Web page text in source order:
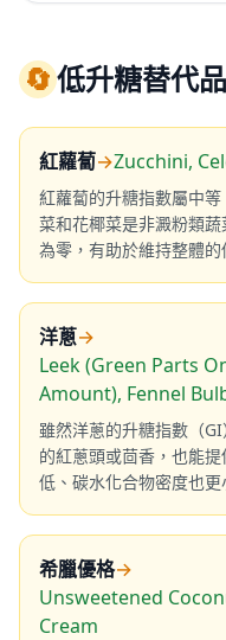
🔄低升糖替代品
紅蘿蔔→Zucchini,
紅蘿蔔的升糖指數屬中
菜和花椰菜是非澱粉類
為零，有助於維持整體的
洋蔥→
Leek (Green Parts
Amount), Fennel
雖然洋蔥的升糖指數（
的紅蔥頭或茴香，也能
低、碳水化合物密度也
希臘優格→
Unsweetened
Cream